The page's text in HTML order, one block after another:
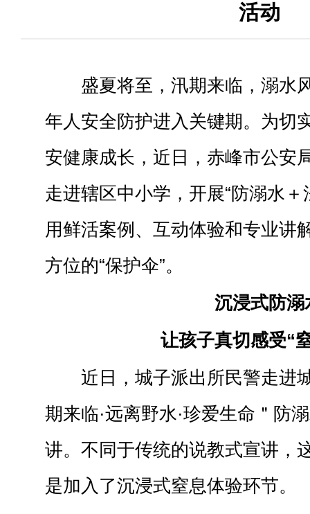
活动
盛夏将至，汛期来临，溺水
年人安全防护进入关键期。为切
安健康成长，近日，赤峰市公安
走进辖区中小学，开展“防溺水
用鲜活案例、互动体验和专业讲
方位的“保护伞”。
沉浸式防溺
让孩子真切感受“
近日，城子派出所民警走进
期来临·远离野水·珍爱生命＂防
讲。不同于传统的说教式宣讲，
是加入了沉浸式窒息体验环节。